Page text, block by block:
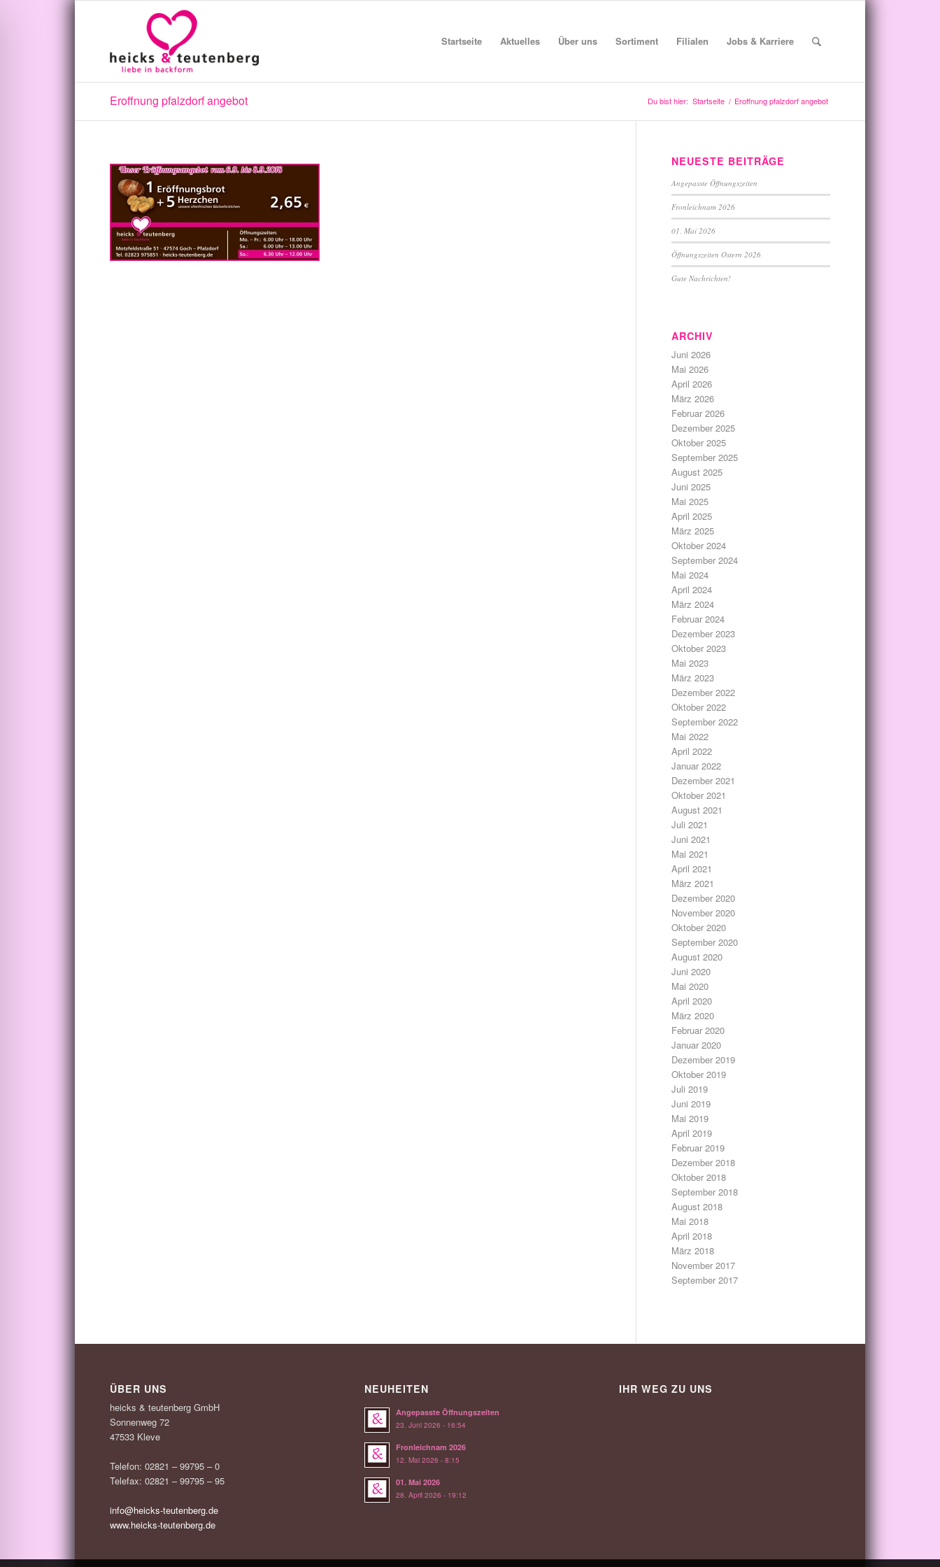
Startseite Aktuelles Über uns Sortiment Filialen Jobs & Karriere
Eroffnung pfalzdorf angebot Du bist hier: Startseite / Eroffnung pfalzdorf angebot
NEUESTE BEITRÄGE
Angepasste Öffnungszeiten
Fronleichnam 2026
01. Mai 2026
Öffnungszeiten Ostern 2026
Gute Nachrichten!
ARCHIV
Juni 2026
Mai 2026
April 2026
März 2026
Februar 2026
Dezember 2025
Oktober 2025
September 2025
August 2025
Juni 2025
Mai 2025
April 2025
März 2025
Oktober 2024
September 2024
Mai 2024
April 2024
März 2024
Februar 2024
Dezember 2023
Oktober 2023
Mai 2023
März 2023
Dezember 2022
Oktober 2022
September 2022
Mai 2022
April 2022
Januar 2022
Dezember 2021
Oktober 2021
August 2021
Juli 2021
Juni 2021
Mai 2021
April 2021
März 2021
Dezember 2020
November 2020
Oktober 2020
September 2020
August 2020
Juni 2020
Mai 2020
April 2020
März 2020
Februar 2020
Januar 2020
Dezember 2019
Oktober 2019
Juli 2019
Juni 2019
Mai 2019
April 2019
Februar 2019
Dezember 2018
Oktober 2018
September 2018
August 2018
Mai 2018
April 2018
März 2018
November 2017
September 2017
ÜBER UNS
heicks & teutenberg GmbH
Sonnenweg 72
47533 Kleve
Telefon: 02821 – 99795 – 0
Telefax: 02821 – 99795 – 95
info@heicks-teutenberg.de
www.heicks-teutenberg.de
NEUHEITEN
Angepasste Öffnungszeiten
23. Juni 2026 - 16:54
Fronleichnam 2026
12. Mai 2026 - 8:15
01. Mai 2026
28. April 2026 - 19:12
IHR WEG ZU UNS